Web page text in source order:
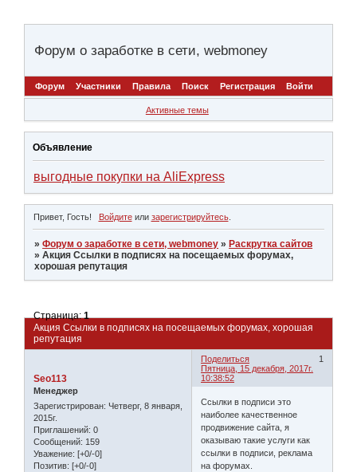
Форум о заработке в сети, webmoney
Форум Участники Правила Поиск Регистрация Войти
Активные темы
Объявление
выгодные покупки на AliExpress
Привет, Гость! Войдитеили зарегистрируйтесь.
»Форум о заработке в сети, webmoney » Раскрутка сайтов
»Акция Ссылки в подписях на посещаемых форумах,
хорошая репутация
Акция Ссылки в подписях на посещаемых форумах, хорошая
репутация
Страница:1
Поделиться
1
Пятница, 15 декабря, 2017г.
10:38:52
Seo113
Менеджер
Зарегистрирован: Четверг, 8 января,
2015г.
Приглашений: 0
Сообщений: 159
Уважение: [+0/-0]
Позитив: [+0/-0]
Ссылки в подписи это
наиболее качественное
продвижение сайта, я
оказываю такие услуги как
ссылки в подписи, реклама
на форумах.